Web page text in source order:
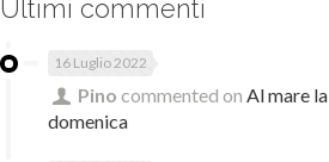
Ultimi commenti
16 Luglio 2022
Pino commented on Al mare la
domenica